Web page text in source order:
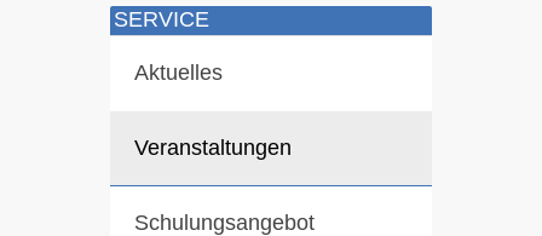
SERVICE
Aktuelles
Veranstaltungen
Schulungsangebot